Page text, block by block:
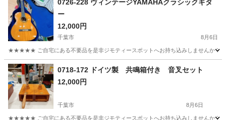
0726-228 ヴィンテージYAMAHAクラシックギタ
ー
12,000円
千葉市 8月6日
★★★★★ ご自宅にある不要品を是非ジモティースポットへお持ち込みしませんか？
千葉 千葉市 弦楽器、ギター クラシックギター
0718-172 ドイツ製 共鳴箱付き 音叉セット
12,000円
千葉市 8月6日
★★★★★ ご自宅にある不要品を是非ジモティースポットへお持ち込みしませんか？